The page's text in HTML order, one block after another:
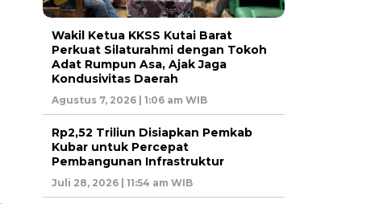
Wakil Ketua KKSS Kutai Barat
Perkuat Silaturahmi dengan Tokoh
Adat Rumpun Asa, Ajak Jaga
Kondusivitas Daerah
Agustus 7, 2026 | 1:06 am WIB
Rp2,52 Triliun Disiapkan Pemkab
Kubar untuk Percepat
Pembangunan Infrastruktur
Juli 28, 2026 | 11:54 am WIB